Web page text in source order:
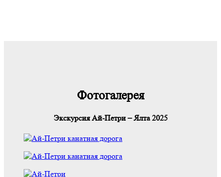
Фотогалерея
Экскурсия Ай-Петри – Ялта 2025